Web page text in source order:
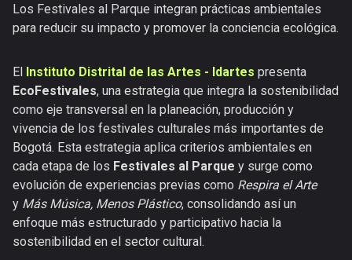
Los Festivales al Parque integran prácticas ambientales
para reducir su impacto y promover la conciencia ecológica.
El Instituto Distrital de las Artes - Idartes presenta
EcoFestivales, una estrategia que integra la sostenibilidad
como eje transversal en la planeación, producción y
vivencia de los festivales culturales más importantes de
Bogotá. Esta estrategia aplica criterios ambientales en
cada etapa de los Festivales al Parque y surge como
evolución de experiencias previas como Respira el Arte
y Más Música, Menos Plástico, consolidando así un
enfoque más estructurado y participativo hacia la
sostenibilidad en el sector cultural.